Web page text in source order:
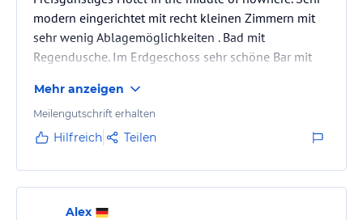
modern eingerichtet mit recht kleinen Zimmern mit
sehr wenig Ablagemöglichkeiten . Bad mit
Regendusche. Im Erdgeschoss sehr schöne Bar mit
stündlicher Verbindung zum Flughafen und häufiger
ins Zentrum. Keine Einkaufsmöglichkeit in
unmittelbarer Umgebung.· Keine Zimmereinigung.
Heizlüfter auf dem Schreibtisch. Durch die Lage in der
Einflugschneise, Ohrenstöpsel dringend…
Mehr anzeigen
Meilengutschrift erhalten
Hilfreich Teilen
Alex